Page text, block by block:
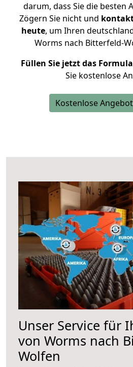
darum, dass Sie die besten
Zögern Sie nicht und
heute, um Ihren
Worms nach Bitterfeld-
Füllen Sie jetzt das
Sie kostenlose
Kostenlose
Unser Service für
von Worms nach
Wolfen